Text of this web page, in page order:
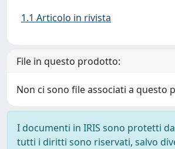
1.1 Articolo in rivista
File in questo prodotto:
Non ci sono file associati a questo
I documenti in IRIS sono protetti
tutti i diritti sono riservati, salvo